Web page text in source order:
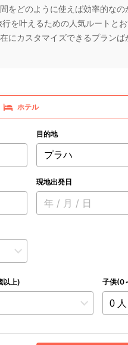
をどのように使えば効率的な
を叶えるための人気ルートと
にカスタマイズできるプランば
ホテル
目的地
プラハ
現地出発日
年 / 月 / 日
以上) 子供(0